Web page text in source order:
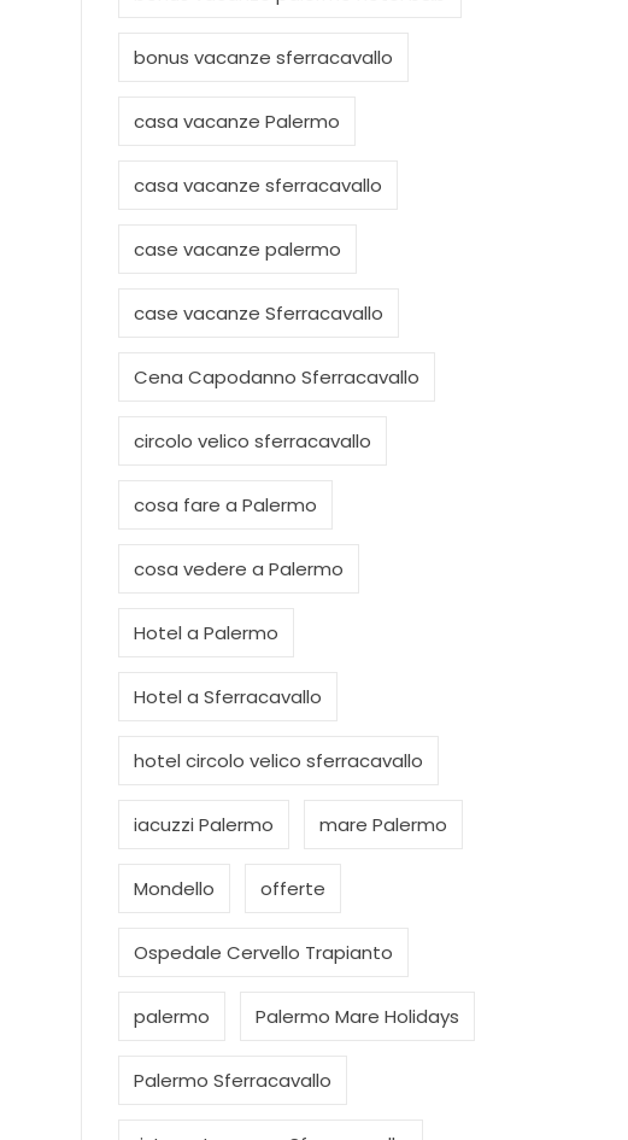
bonus vacanze sferracavallo
casa vacanze Palermo
casa vacanze sferracavallo
case vacanze palermo
case vacanze Sferracavallo
Cena Capodanno Sferracavallo
circolo velico sferracavallo
cosa fare a Palermo
cosa vedere a Palermo
Hotel a Palermo
Hotel a Sferracavallo
hotel circolo velico sferracavallo
iacuzzi Palermo mare Palermo
Mondello offerte
Ospedale Cervello Trapianto
palermo Palermo Mare Holidays
Palermo Sferracavallo